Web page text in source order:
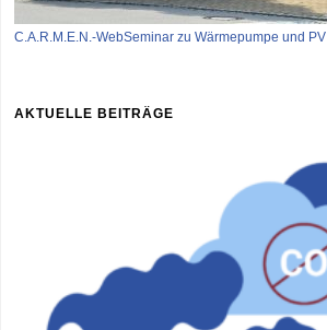
C.A.R.M.E.N.-WebSeminar zu Wärmepumpe und PV
AKTUELLE BEITRÄGE